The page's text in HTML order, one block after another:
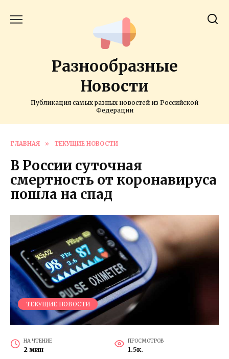
Разнообразные
Новости
Публикация самых разных новостей из Российской
Федерации
ГЛАВНАЯ » ТЕКУЩИЕ НОВОСТИ
В России суточная
смертность от коронавируса
пошла на спад
ТЕКУЩИЕ НОВОСТИ
НА ЧТЕНИЕ
2 мин
ПРОСМОТРОВ
1.5к.